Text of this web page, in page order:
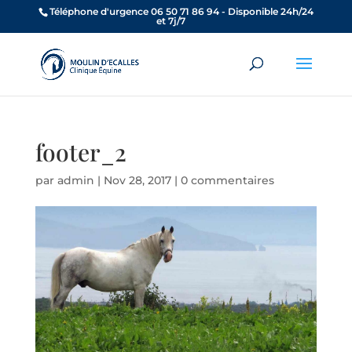
Téléphone d'urgence 06 50 71 86 94 - Disponible 24h/24
et 7j/7
footer_2
par admin | Nov 28, 2017| 0 commentaires